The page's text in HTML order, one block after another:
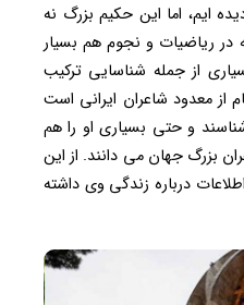
ایم، اما این حکیم بزرگ نه
در ریاضیات و نجوم هم بسیار
از جمله شناسایی ترکیب
از معدود شاعران ایرانی است
و حتی بسیاری او را هم
بزرگ جهان می دانند. از این
درباره زندگی وی داشته